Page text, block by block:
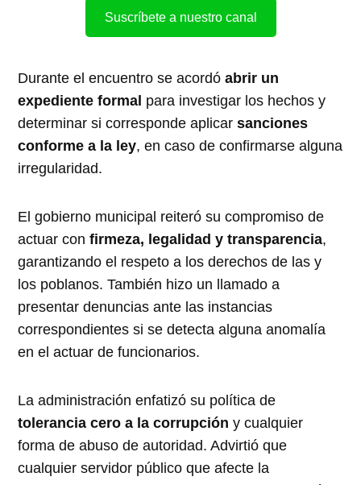
Suscríbete a nuestro canal
Durante el encuentro se acordóabrir un
expediente formal para investigar los hechos y
determinar si corresponde aplicarsanciones
conforme a la ley, en caso de confirmarse alguna
irregularidad.
El gobierno municipal reiteró su compromiso de
actuar confirmeza, legalidad y transparencia,
garantizando el respeto a los derechos de las y
los poblanos. También hizo un llamado a
presentar denuncias ante las instancias
correspondientes si se detecta alguna anomalía
en el actuar de funcionarios.
La administración enfatizó su política de
tolerancia cero a la corrupción y cualquier
forma de abuso de autoridad. Advirtió que
cualquier servidor público que afecte la